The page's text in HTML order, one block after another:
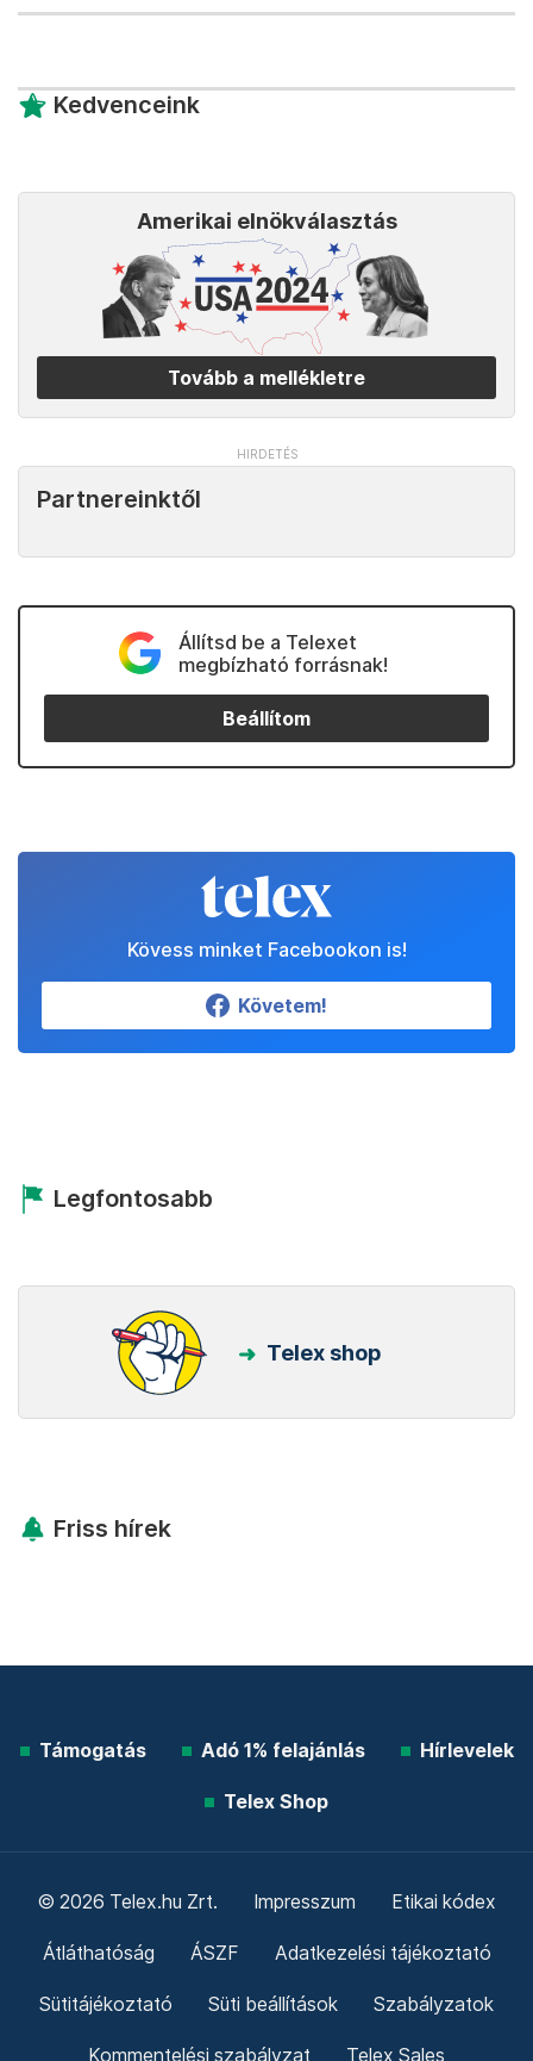
Kedvenceink
Amerikai elnökválasztás
Tovább a mellékletre
Partnereinktől
Állítsd be a Telexet
megbízható forrásnak!
Beállítom
Kövess minket Facebookon is!
Követem!
Legfontosabb
Telex shop
Friss hírek
Támogatás Adó 1% felajánlás Hírlevelek
Telex Shop
© 2026 Telex.hu Zrt. Impresszum Etikai kódex
Átláthatóság ÁSZF Adatkezelési tájékoztató
Sütitájékoztató Süti beállítások Szabályzatok
Kommentelési szabályzat Telex Sales